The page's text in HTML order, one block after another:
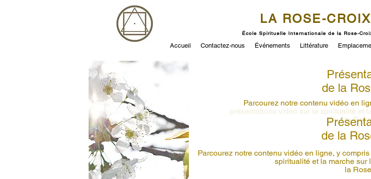
LA ROSE-
École Spirituelle Internationale de la Rose-
Accueil Contactez-nous Événements Littérature
de la
Parcourez notre contenu vidéo en
présentations vidéo sur la spiritualité et
la
de la
Parcourez notre contenu vidéo en ligne, y
spiritualité et la marche sur
la